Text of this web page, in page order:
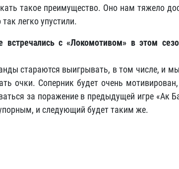
такое преимущество. Оно нам тяжело
легко упустили.
с «Локомотивом» в этом
стараются выигрывать, в том числе, и
очки. Соперник будет очень
за поражение в предыдущей игре «Ак
и следующий будет таким же.